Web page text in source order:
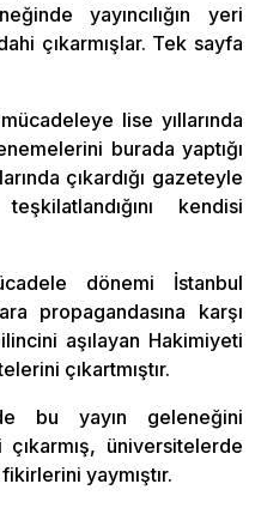
yayıncılığın yeri
çıkarmışlar. Tek sayfa
lise yıllarında
burada yaptığı
çıkardığı gazeteyle
kendisi
dönemi İstanbul
propagandasına karşı
aşılayan Hakimiyeti
çıkartmıştır.
bu yayın geleneğini
çıkarmış, üniversitelerde
yaymıştır.